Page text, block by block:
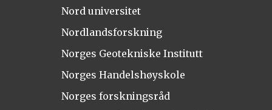
Nord universitet
Nordlandsforskning
Norges Geotekniske Institutt
Norges Handelshøyskole
Norges forskningsråd